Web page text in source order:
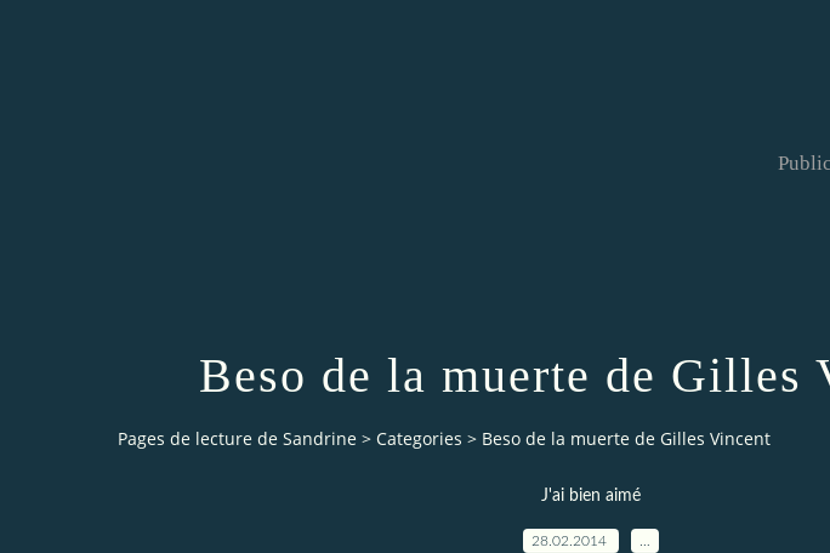
Beso de la muerte de Gilles
Pages de lecture de Sandrine > Categories > Beso de la muerte de Gilles Vincent
J'ai bien aimé
28.02.2014